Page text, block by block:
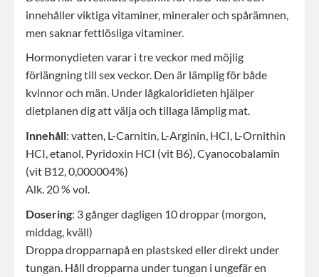
innehåller viktiga vitaminer, mineraler och spårämnen,
men saknar fettlösliga vitaminer.
Hormonydieten varar i tre veckor med möjlig
förlängning till sex veckor. Den är lämplig för både
kvinnor och män. Under lågkaloridieten hjälper
dietplanen dig att välja och tillaga lämplig mat.
Innehåll: vatten, L-Carnitin, L-Arginin, HCI, L-Ornithin
HCI, etanol, Pyridoxin HCI (vit B6), Cyanocobalamin
(vit B12, 0,000004%)
Alk. 20 % vol.
Dosering: 3 gånger dagligen 10 droppar (morgon,
middag, kväll)
Droppa dropparnapå en plastsked eller direkt under
tungan. Håll dropparna under tungan i ungefär en